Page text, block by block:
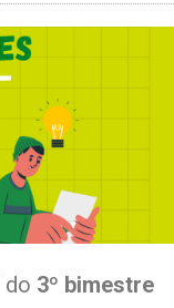
do 3º bimestre